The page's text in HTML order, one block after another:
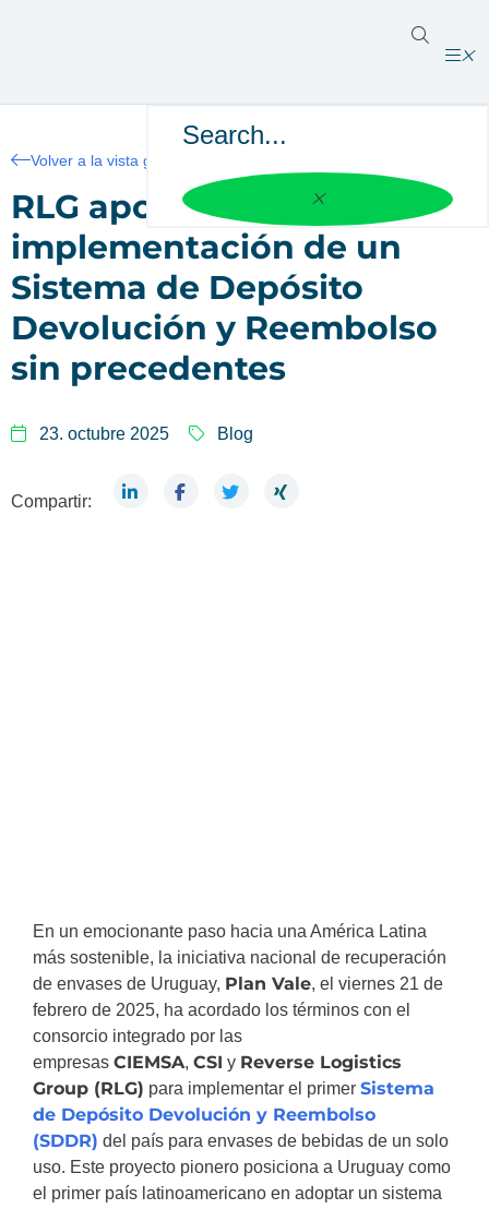
Volver a la vista general
RLG apoya a Uruguay en la
implementación de un
Sistema de Depósito
Devolución y Reembolso
sin precedentes
23. octubre 2025 Blog
Compartir:
En un emocionante paso hacia una América Latina
más sostenible, la iniciativa nacional de recuperación
de envases de Uruguay, Plan Vale, el viernes 21 de
febrero de 2025, ha acordado los términos con el
consorcio integrado por las
empresas CIEMSA, CSI y Reverse Logistics
Group (RLG) para implementar el primer Sistema
de Depósito Devolución y Reembolso
(SDDR) del país para envases de bebidas de un solo
uso. Este proyecto pionero posiciona a Uruguay como
el primer país latinoamericano en adoptar un sistema